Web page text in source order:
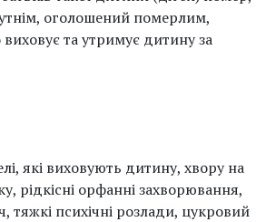
оголошений померлим,
та утримує дитину за
які виховують дитину, хвору на
рідкісні орфанні захворювання,
тяжкі психічні розлади, цукровий